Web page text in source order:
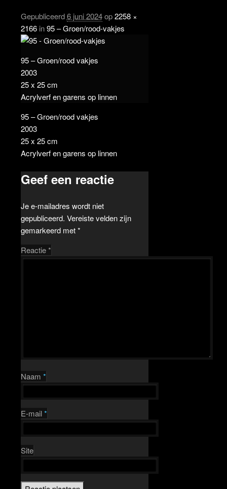
Gepubliceerd6 juni 2024op2258 ×
2166in95 – Groen/rood-vakjes
95 – Groen/rood vakjes
2003
25 x 25 cm
Acrylverf en garens op linnen
95 – Groen/rood vakjes
2003
25 x 25 cm
Acrylverf en garens op linnen
Geef een reactie
Je e-mailadres wordt niet
gepubliceerd. Vereiste velden zijn
gemarkeerd met*
Reactie*
Naam *
E-mail*
Site